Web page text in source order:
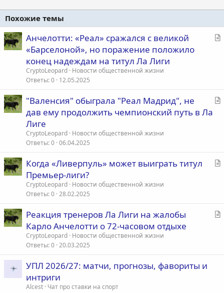
Похожие темы
С
Анчелотти: «Реал» сражался с великой
«Барселоной», но поражение положило
конец надеждам на титул Ла Лиги
CryptoLeopard Новости общественной жизни
Ответы 0 12.05.2025
С
"Валенсия" обыграла "Реал Мадрид", не
дав ему продолжить чемпионский путь в Ла
Лиге
CryptoLeopard Новости общественной жизни
Ответы 0 06.04.2025
С
я
Когда «Ливерпуль» может выиграть титул
Премьер-лиги?
CryptoLeopard Новости общественной жизни
Ответы 0 28.02.2025
С
Реакция тренеров Ла Лиги на жалобы
Карло Анчелотти о 72-часовом отдыхе
CryptoLeopard Новости общественной жизни
Ответы 0 20.03.2025
УПЛ 2026/27: матчи, прогнозы, фавориты и
интриги
Alcest Чат про ставки на спорт